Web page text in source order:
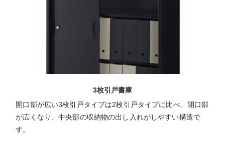
3枚引戸書庫
開口部が広い3枚引戸タイプは2枚引戸タイプに比べ、開口部
が広くなり、中央部の収納物の出し入れがしやすい構造で
す。